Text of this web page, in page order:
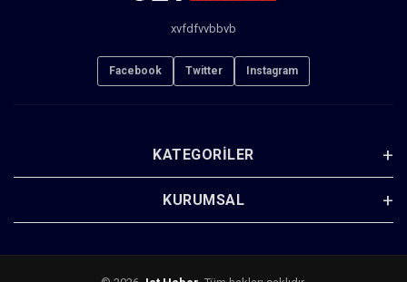
xvfdfvvbbvb
Facebook Twitter Instagram
KATEGORILER
KURUMSAL